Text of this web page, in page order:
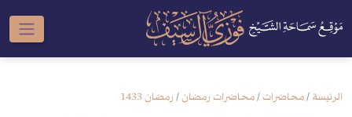
الرئيسة /محاضرات/محاضرات رمضان/رمضان 1433